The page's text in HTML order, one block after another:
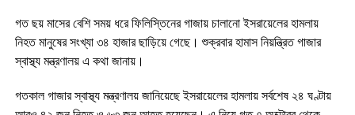
গত ছয় মাসের বেশি সময় ধরে ফিলিস্তিনের গাজায় চালানো ইসরায়েলের হামলায়
নিহত মানুষের সংখ্যা ৩৪ হাজার ছাড়িয়ে গেছে। শুক্রবার হামাস নিয়ন্ত্রিত গাজার
স্বাস্থ্য মন্ত্রণালয় এ কথা জানায়।
গতকাল গাজার স্বাস্থ্য মন্ত্রণালয় জানিয়েছে ইসরায়েলের হামলায় সর্বশেষ ২৪ ঘণ্টায়